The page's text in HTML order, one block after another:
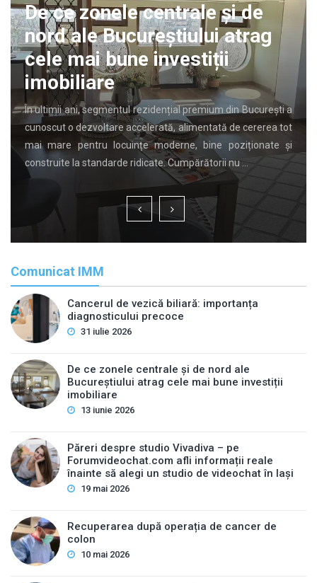
De ce zonele centrale și de
nord ale Bucureștiului atrag
cele mai bune investiții
imobiliare
În ultimii ani, segmentul rezidențial premium din București a
cunoscut o dezvoltare accelerată, alimentată de cererea tot
mai mare pentru locuințe moderne, bine poziționate și
construite la standarde ridicate. Cumpărătorii nu …
Comunicat IMM
Cancerul de vezică biliară: importanța
diagnosticului precoce
31 iulie 2026
De ce zonele centrale și de nord ale
Bucureștiului atrag cele mai bune investiții
imobiliare
13 iunie 2026
Păreri despre studio Vivadiva – pe
Forumvideochat.com afli informații reale
înainte să alegi un studio de videochat în Iași
19 mai 2026
Recuperarea după operația de cancer de
colon
10 mai 2026